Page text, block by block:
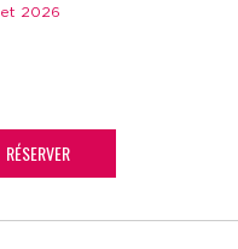
2026
RÉSERVER